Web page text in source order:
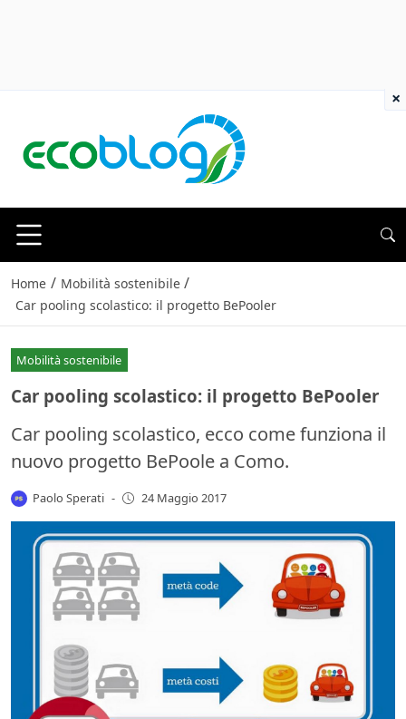
Home / Mobilità sostenibile /
Car pooling scolastico: il progetto BePooler
Mobilità sostenibile
Car pooling scolastico: il progetto BePooler
Car pooling scolastico, ecco come funziona il
nuovo progetto BePoole a Como.
Paolo Sperati - 24 Maggio 2017
×